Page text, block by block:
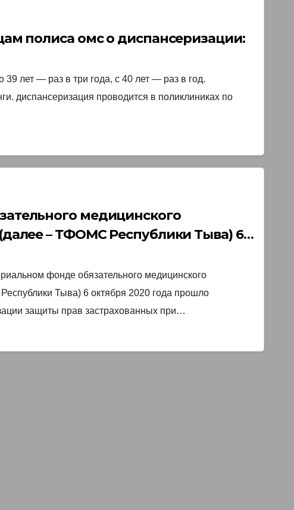
полиса омс о диспансеризации:￼
лет — раз в три года, с 40 лет — раз в год.
диспансеризация проводится в поликлиниках по
медицинского
– ТФОМС Республики Тыва) 6
Координационного совета￼
фонде обязательного медицинского
Тыва) 6 октября 2020 года прошло
защиты прав застрахованных при…